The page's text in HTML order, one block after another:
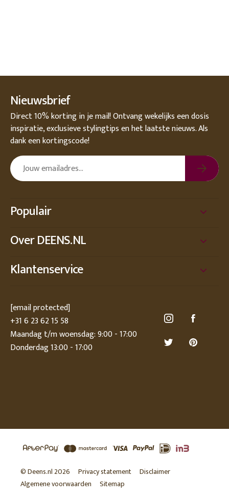
Nieuwsbrief
Direct 10% korting in je mail! Ontvang wekelijks een dosis
inspiratie, exclusieve stylingtips en het laatste nieuws. Als
dank een kortingscode!
Populair
Over DEENS.NL
Klantenservice
[email protected]
+31 6 23 62 15 58
Maandag t/m woensdag: 9:00 - 17:00
Donderdag 13:00 - 17:00
© Deens.nl 2026 Privacy statement
Disclaimer
Algemene voorwaarden
Sitemap